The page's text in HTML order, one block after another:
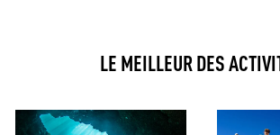
LE MEILLEUR DES